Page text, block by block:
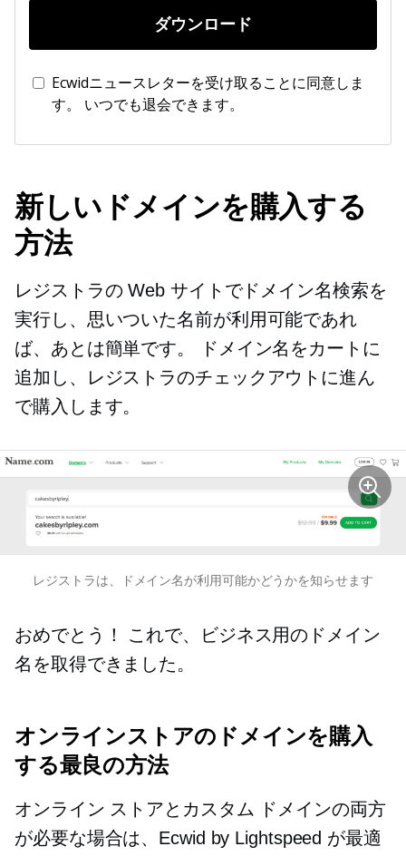
ダウンロード
Ecwidニュースレターを受け取ることに同意しま
す。 いつでも退会できます。
新しいドメインを購入する
方法
レジストラの Web サイトでドメイン名検索を
実行し、思いついた名前が利用可能であれ
ば、あとは簡単です。 ドメイン名をカートに
追加し、レジストラのチェックアウトに進ん
で購入します。
レジストラは、ドメイン名が利用可能かどうかを知らせます
おめでとう！ これで、ビジネス用のドメイン
名を取得できました。
オンラインストアのドメインを購入
する最良の方法
オンライン ストアとカスタム ドメインの両方
が必要な場合は、Ecwid by Lightspeed が最適